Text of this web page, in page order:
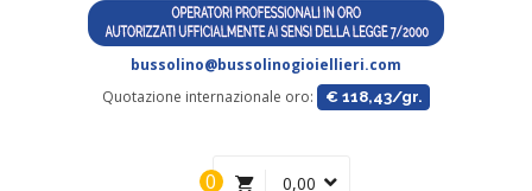
bussolino@bussolinogioiellieri.com
Quotazione internazionale oro:
€ 118,43/gr.
0,00
0